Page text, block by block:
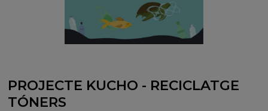
PROJECTE KUCHO - RECICLATGE
TÓNERS